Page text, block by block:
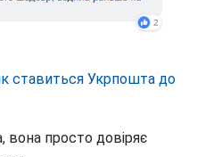
ставиться Укрпошта до
вона просто довіряє